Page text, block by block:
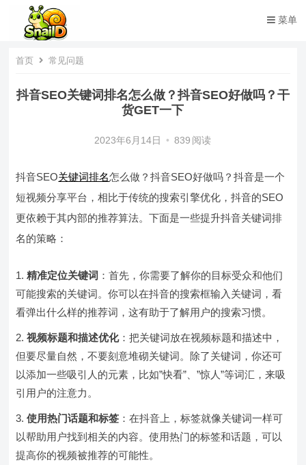
菜单
首页 常见问题
抖音SEO关键词排名怎么做？抖音SEO好做吗？干
货GET一下
2023年6月14日 • 839 阅读
抖音SEO关键词排名怎么做？抖音SEO好做吗？抖音是一个
短视频分享平台，相比于传统的搜索引擎优化，抖音的SEO
更依赖于其内部的推荐算法。下面是一些提升抖音关键词排
名的策略：
精准定位关键词 ：首先，你需要了解你的目标受众和他们
可能搜索的关键词。你可以在抖音的搜索框输入关键词，看
看弹出什么样的推荐词，这有助于了解用户的搜索习惯。
视频标题和描述优化：把关键词放在视频标题和描述中，
但要尽量自然，不要刻意堆砌关键词。除了关键词，你还可
以添加一些吸引人的元素，比如”快看”、”惊人”等词汇，来吸
引用户的注意力。
使用热门话题和标签 ：在抖音上，标签就像关键词一样可
以帮助用户找到相关的内容。使用热门的标签和话题，可以
提高你的视频被推荐的可能性。